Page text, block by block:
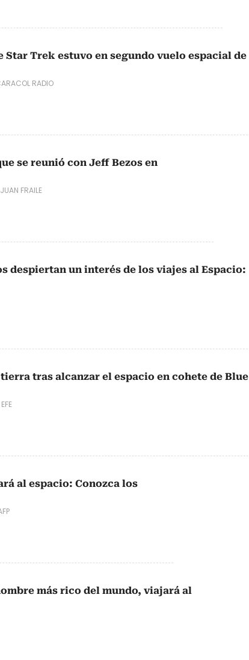
Star Trek estuvo en segundo vuelo espacial de
RADIO
se reunió con Jeff Bezos en
JUAN FRAILE
despiertan un interés de los viajes al Espacio:
tras alcanzar el espacio en cohete de Blue
EFE
al espacio: Conozca los
más rico del mundo, viajará al